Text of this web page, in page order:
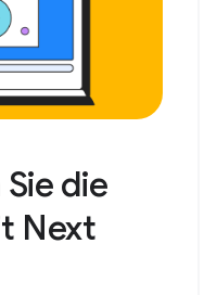
die
Next